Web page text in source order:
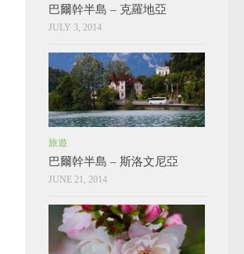
巴爾幹半島 – 克羅地亞
JULY 3, 2014
旅遊
巴爾幹半島 – 斯洛文尼亞
JUNE 21, 2014